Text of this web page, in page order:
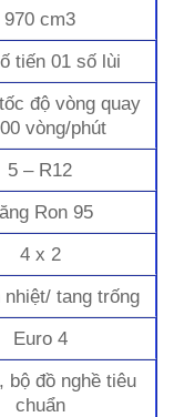
970 cm3
tiến 01 số lùi
độ vòng quay
vòng/phút
5 – R12
Ron 95
4 x 2
tang trống
Euro 4
bộ đồ nghề tiêu
chuẩn